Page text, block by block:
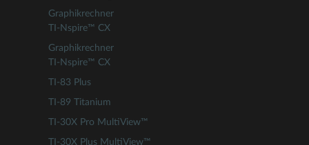
Graphikrechner
TI-Nspire™ CX
Graphikrechner
TI-Nspire™ CX
TI-83 Plus
TI-89 Titanium
TI-30X Pro MultiView™
TI-30X Plus MultiView™